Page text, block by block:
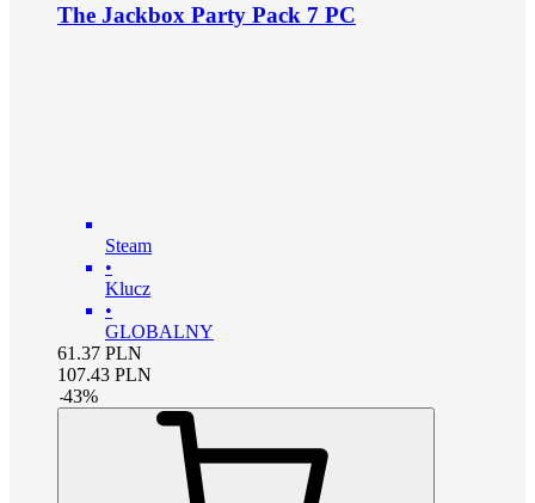
The Jackbox Party Pack 7 PC
Steam
•
Klucz
•
GLOBALNY
61.37 PLN
107.43 PLN
-43%